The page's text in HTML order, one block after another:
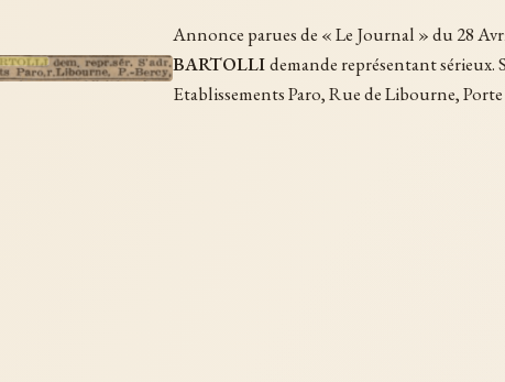
Annonce parues de « Le Journal » du 28
BARTOLLIdemande représentant sérieux.
Etablissements Paro, Rue de Libourne, Porte